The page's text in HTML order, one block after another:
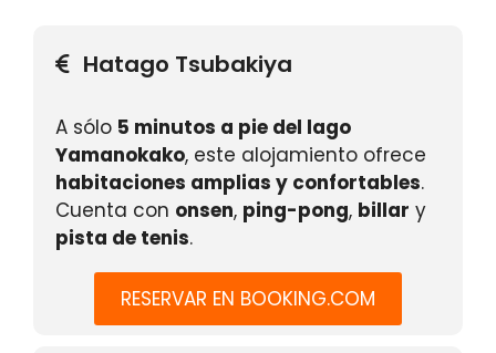
Hatago Tsubakiya
A sólo 5 minutos a pie del lago
Yamanokako, este alojamiento ofrece
habitaciones amplias y confortables.
Cuenta con onsen, ping-pong, billar y
pista de tenis.
RESERVAR EN BOOKING.COM